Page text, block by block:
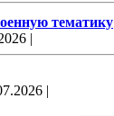
тематику
|
|